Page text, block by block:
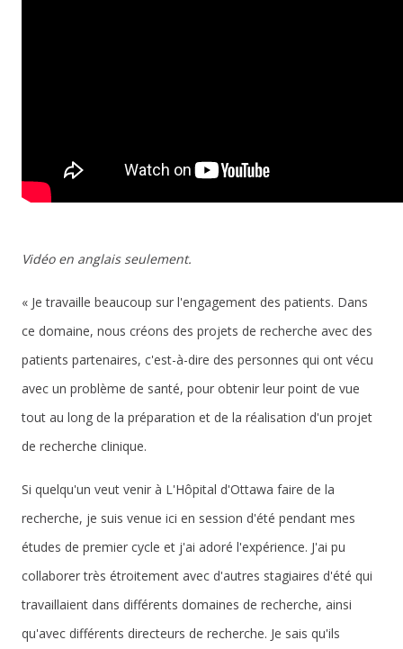
Vidéo en anglais seulement.
« Je travaille beaucoup sur l'engagement des patients. Dans
ce domaine, nous créons des projets de recherche avec des
patients partenaires, c'est-à-dire des personnes qui ont vécu
avec un problème de santé, pour obtenir leur point de vue
tout au long de la préparation et de la réalisation d'un projet
de recherche clinique.
Si quelqu'un veut venir à L'Hôpital d'Ottawa faire de la
recherche, je suis venue ici en session d'été pendant mes
études de premier cycle et j'ai adoré l'expérience. J'ai pu
collaborer très étroitement avec d'autres stagiaires d'été qui
travaillaient dans différents domaines de recherche, ainsi
qu'avec différents directeurs de recherche. Je sais qu'ils